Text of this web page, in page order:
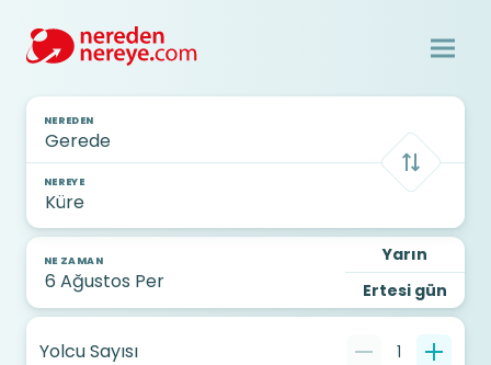
NEREDEN
NEREYE
NE ZAMAN
Yarın
Ertesi gün
Yolcu Sayısı 1